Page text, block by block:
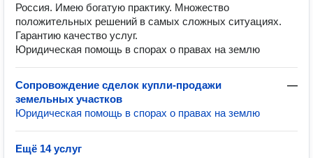
Россия. Имею богатую практику. Множество
положительных решений в самых сложных ситуациях.
Гарантию качество услуг.
Юридическая помощь в спорах о правах на землю
Сопровождение сделок купли-продажи
земельных участков
—
Юридическая помощь в спорах о правах на землю
Ещё 14 услуг